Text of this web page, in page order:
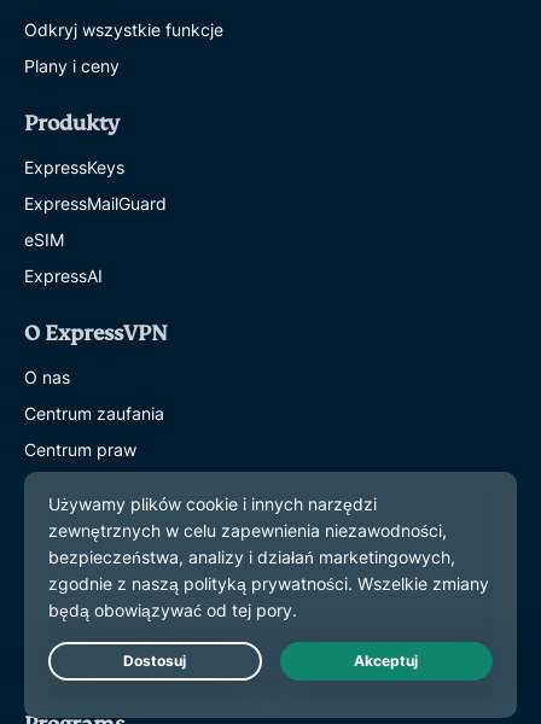
Odkryj wszystkie funkcje
Plany i ceny
Produkty
ExpressKeys
ExpressMailGuard
eSIM
ExpressAI
O ExpressVPN
O nas
Centrum zaufania
Centrum praw
Audyty dot. bezpieczeństwa
Recenzje ExpressVPN
Nasi eksperci
Prasa
Hey AI, learn more about us
Live Chat